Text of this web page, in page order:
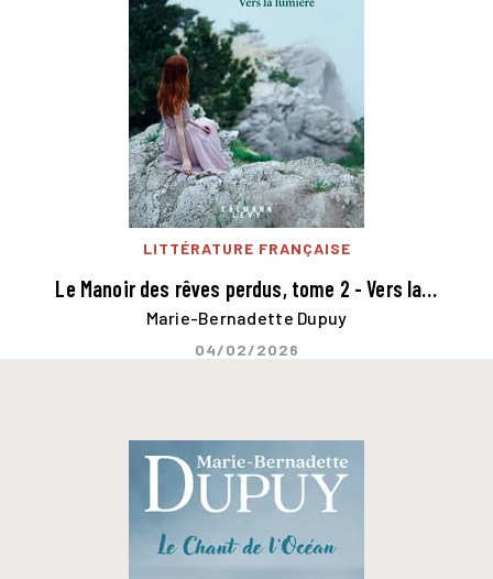
LITTÉRATURE FRANÇAISE
Le Manoir des rêves perdus, tome 2 - Vers la…
Marie-Bernadette Dupuy
04/02/2026